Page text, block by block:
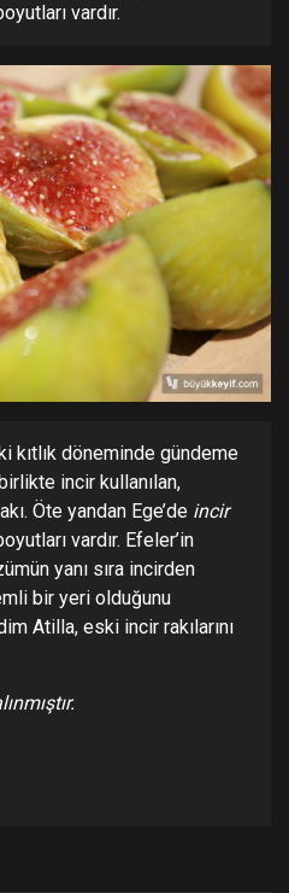
vardır.
kıtlık döneminde gündeme
incir kullanılan,
Öte yandan Ege’de incir
vardır. Efeler’in
yanı sıra incirden
bir yeri olduğunu
Atilla, eski incir rakılarını